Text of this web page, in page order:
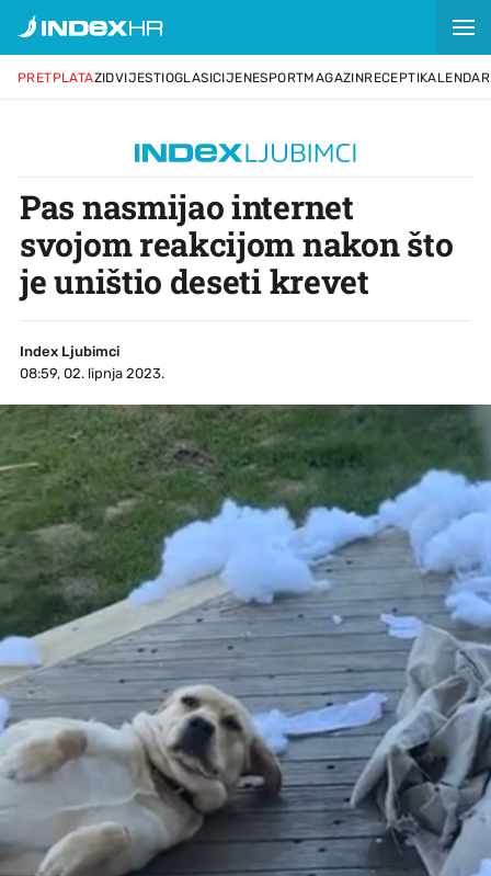
PRETPLATAZIDVIJESTIOGLASICIJENESPORTMAGAZINRECEPTIKALENDAR
Pas nasmijao internet
svojom reakcijom nakon što
je uništio deseti krevet
Index Ljubimci
08:59, 02. lipnja 2023.